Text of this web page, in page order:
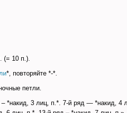
(= 10 п.).
*, повторяйте *-*.
петли.
*накид, 3 лиц, п.*. 7-й ряд — *накид, 4